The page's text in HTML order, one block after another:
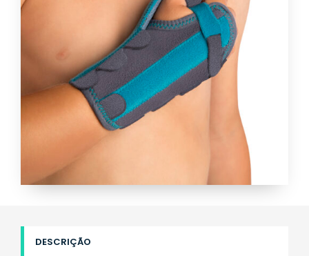
DESCRIÇÃO